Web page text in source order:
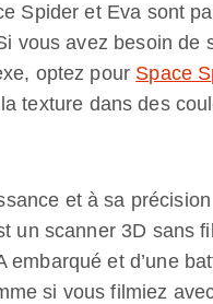
Spider et Eva sont
vous avez besoin de
optez pour Space
texture dans des
et à sa précision
un scanner 3D sans fil
embarqué et d’une
si vous filmiez